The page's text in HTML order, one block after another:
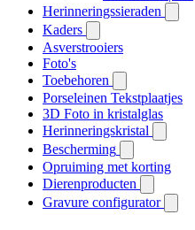
Herinneringssieraden
Kaders
Asverstrooiers
Foto's
Toebehoren
Porseleinen Tekstplaatjes
3D Foto in kristalglas
Herinneringskristal
Bescherming
Opruiming met korting
Dierenproducten
Gravure configurator